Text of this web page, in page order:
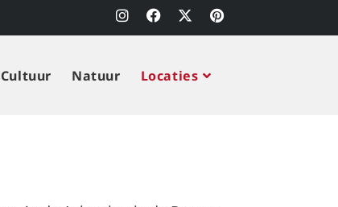
Cultuur Natuur Locaties